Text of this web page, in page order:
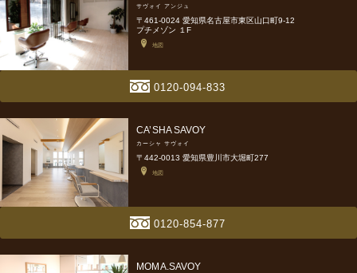
サヴォイ アンジュ
〒461-0024 愛知県名古屋市東区山口町9-12
プチメゾン １F
地図
0120-094-833
CA’SHA SAVOY
カーシャ サヴォイ
〒442-0013 愛知県豊川市大堀町277
地図
0120-854-877
MOMA.SAVOY